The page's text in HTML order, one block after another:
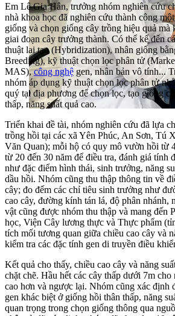
Em Lê Gia Hân, trưởng nhóm nghiên cứu
nhà khoa học đã nghiên cứu thành công
giống và chọn giống cây trồng hiệu quả mà
giai đoạn cây trưởng thành. Có thể kể đến
thuật lai tạo (Hybridization), nhân giống
Breeding), kỹ thuật chọn lọc phân tử
MAS),công nghệ gen, nhân bản vô tính...
nhóm áp dụng kỹ thuật chọn lọc phân tử
quý tại địa phương để chọn lọc, tạo giống
thấp, năng suất quả cao.
Triển khai đề tài, nhóm nghiên cứu đã lựa
trồng hồi tại các xã Yên Phúc, An Sơn, Tú
Văn Quan); mỗi hộ có quy mô vườn hồi từ
từ 20 đến 30 năm để điều tra, đánh giá tính
như đặc điểm hình thái, sinh trưởng, năng
dầu hồi. Nhóm cũng thu thập thông tin về
cây; đo đếm các chỉ tiêu sinh trưởng như
cao cây, đường kính tán lá, độ phân nhánh,
vật cũng được nhóm thu thập và mang đến
học, Viện Cây lương thực và Thực phẩm
tích mối tương quan giữa chiều cao cây và
kiểm tra các đặc tính gen di truyền điều
Kết quả cho thấy, chiều cao cây và năng
chặt chẽ. Hầu hết các cây thấp dưới 7m cho
cao hơn và ngược lại. Nhóm cũng xác định
gen khác biệt ở giống hồi thân thấp, năng
quan trọng trong chọn giống thông qua